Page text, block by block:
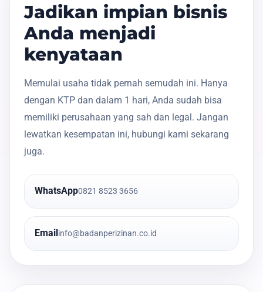
Jadikan impian bisnis
Anda menjadi
kenyataan
Memulai usaha tidak pernah semudah ini. Hanya
dengan KTP dan dalam 1 hari, Anda sudah bisa
memiliki perusahaan yang sah dan legal. Jangan
lewatkan kesempatan ini, hubungi kami sekarang
juga.
WhatsApp0821 8523 3656
Email info@badanperizinan.co.id